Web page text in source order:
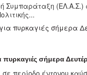
Συμπαράταξη (ΕΛ.Α.Σ.)
πυρκαγιές σήμερα
περίοδο έντονου